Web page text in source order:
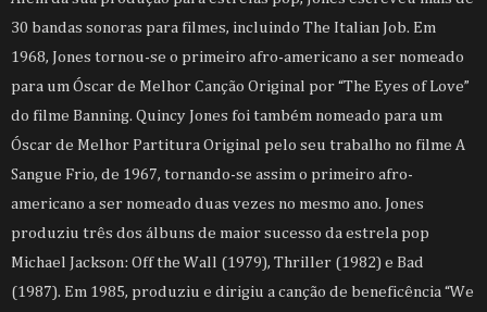
30 bandas sonoras para filmes, incluindo The Italian Job. Em
1968, Jones tornou-se o primeiro afro-americano a ser nomeado
para um Óscar de Melhor Canção Original por “The Eyes of Love”
do filme Banning. Quincy Jones foi também nomeado para um
Óscar de Melhor Partitura Original pelo seu trabalho no filme A
Sangue Frio, de 1967, tornando-se assim o primeiro afro-
americano a ser nomeado duas vezes no mesmo ano. Jones
produziu três dos álbuns de maior sucesso da estrela pop
Michael Jackson: Off the Wall (1979), Thriller (1982) e Bad
(1987). Em 1985, produziu e dirigiu a canção de beneficência “We